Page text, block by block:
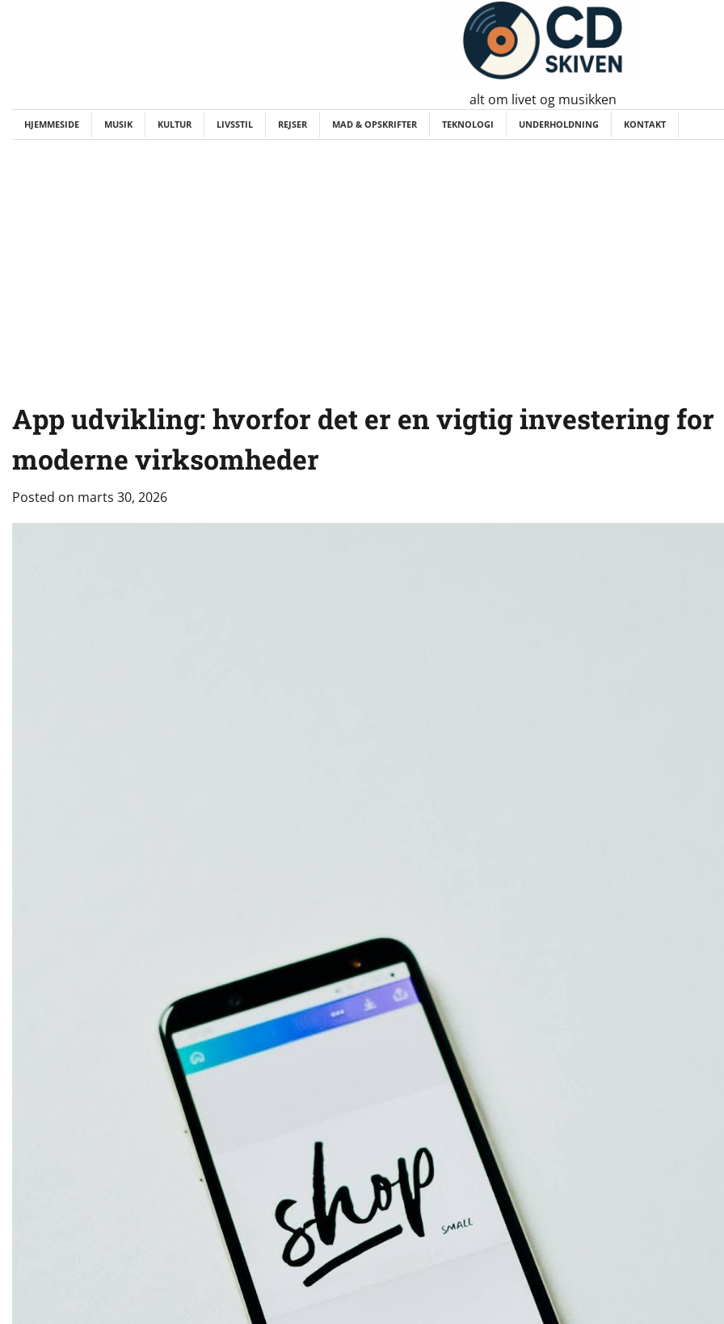
alt om livet og musikken
HJEMMESIDE MUSIK KULTUR LIVSSTIL REJSER MAD & OPSKRIFTER TEKNOLOGI UNDERHOLDNING KONTAKT
App udvikling: hvorfor det er en vigtig investering for
moderne virksomheder
Posted on marts 30, 2026